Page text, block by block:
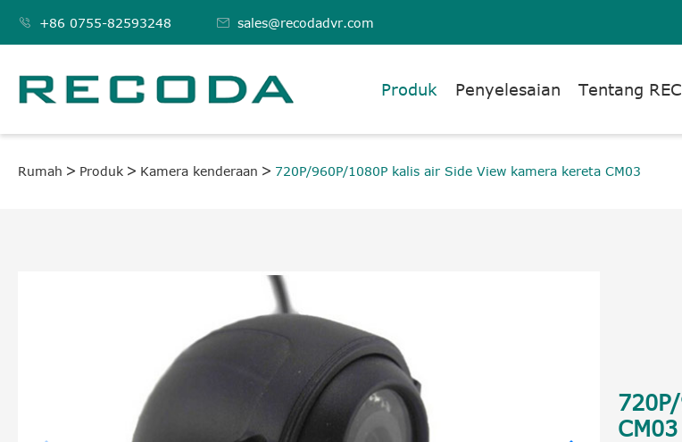
 +86 0755-82593248  sales@recodadvr.com
Produk Penyelesaian Tentang
Rumah Produk Kamera kenderaan 720P/960P/1080P kalis air Side View kamera kereta CM03
CM03